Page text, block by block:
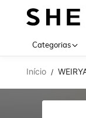
Categorias
Início /